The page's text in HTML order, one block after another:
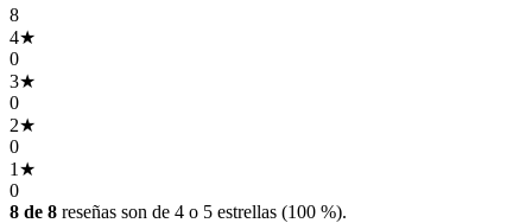
8
4★
0
3★
0
2★
0
1 ★
0
8 de 8 reseñas son de 4 o 5 estrellas (100 %).